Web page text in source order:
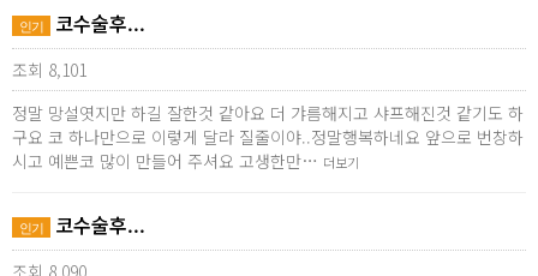
인기 코수술후...
조회 8,101
정말 망설엿지만 하길 잘한것 같아요 더 갸름해지고 샤프해진것 같기도 하
구요 코 하나만으로 이렇게 달라 질줄이야..정말행복하네요 앞으로 번창하
시고 예쁜코 많이 만들어 주셔요 고생한만… 더보기
인기 코수술후...
조회 8,090